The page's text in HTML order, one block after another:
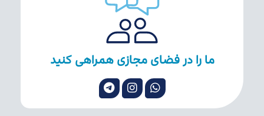
ما را در فضای مجازی همراهی کنید